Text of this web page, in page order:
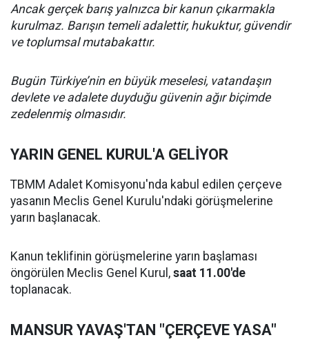
Ancak gerçek barış yalnızca bir kanun çıkarmakla
kurulmaz. Barışın temeli adalettir, hukuktur, güvendir
ve toplumsal mutabakattır.
Bugün Türkiye’nin en büyük meselesi, vatandaşın
devlete ve adalete duyduğu güvenin ağır biçimde
zedelenmiş olmasıdır.
YARIN GENEL KURUL'A GELİYOR
TBMM Adalet Komisyonu'nda kabul edilen çerçeve
yasanın Meclis Genel Kurulu'ndaki görüşmelerine
yarın başlanacak.
Kanun teklifinin görüşmelerine yarın başlaması
öngörülen Meclis Genel Kurul, saat 11.00'de
toplanacak.
MANSUR YAVAŞ'TAN "ÇERÇEVE YASA"